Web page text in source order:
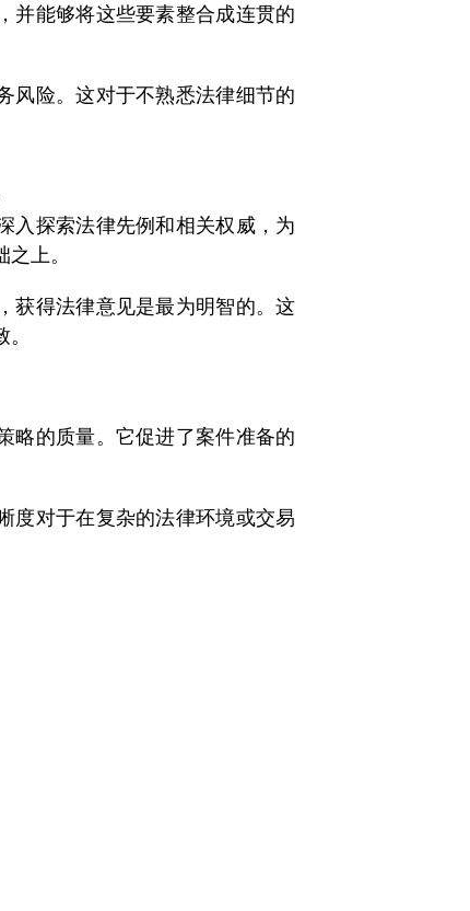
并能够将这些要素整合成连贯的
风险。这对于不熟悉法律细节的
入探索法律先例和相关权威，为
上。
获得法律意见是最为明智的。这
略的质量。它促进了案件准备的
度对于在复杂的法律环境或交易